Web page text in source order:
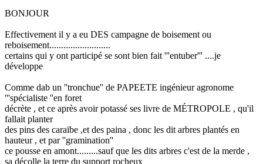
BONJOUR
Effectivement il y a eu DES campagne de boisement ou
reboisement..........................
certains qui y ont participé se sont bien fait '''entuber''' ....je
développe
Comme dab un ''tronchue'' de PAPEETE ingénieur agronome
'''spécialiste ''en foret
décrète , et ce après avoir potassé ses livre de MÉTROPOLE , qu'il
fallait planter
des pins des caraïbe ,et des paina , donc les dit arbres plantés en
hauteur , et par ''gramination''
ce pousse en amont.........sauf que les dits arbres c'est de la merde ,
sa décolle la terre du support rocheux